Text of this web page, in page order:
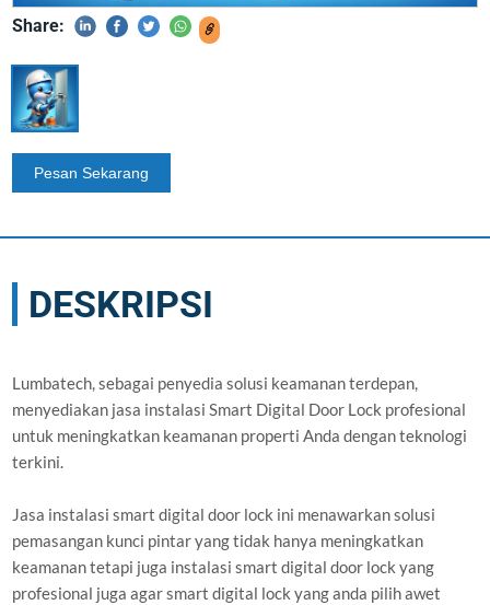
Share:
DESKRIPSI
Lumbatech, sebagai penyedia solusi keamanan terdepan,
menyediakan jasa instalasi Smart Digital Door Lock profesional
untuk meningkatkan keamanan properti Anda dengan teknologi
terkini.
Jasa instalasi smart digital door lock ini menawarkan solusi
pemasangan kunci pintar yang tidak hanya meningkatkan
keamanan tetapi juga instalasi smart digital door lock yang
profesional juga agar smart digital lock yang anda pilih awet